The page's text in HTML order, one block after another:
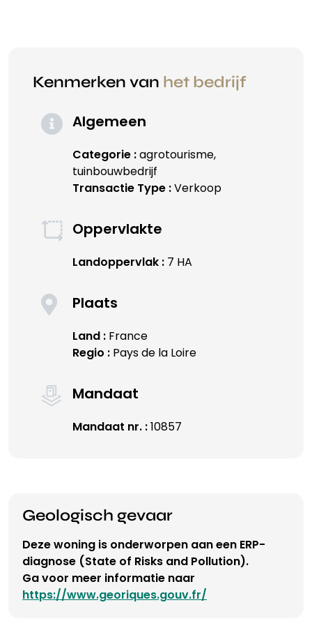
Kenmerken van het bedrijf
Algemeen
Categorie :agrotourisme,
tuinbouwbedrijf
Transactie Type :Verkoop
Oppervlakte
Landoppervlak :7 HA
Plaats
Land :France
Regio :Pays de la Loire
Mandaat
Mandaat nr. :10857
Geologisch gevaar
Deze woning is onderworpen aan een ERP-
diagnose (State of Risks and Pollution).
Ga voor meer informatie naar
https://www.georiques.gouv.fr/